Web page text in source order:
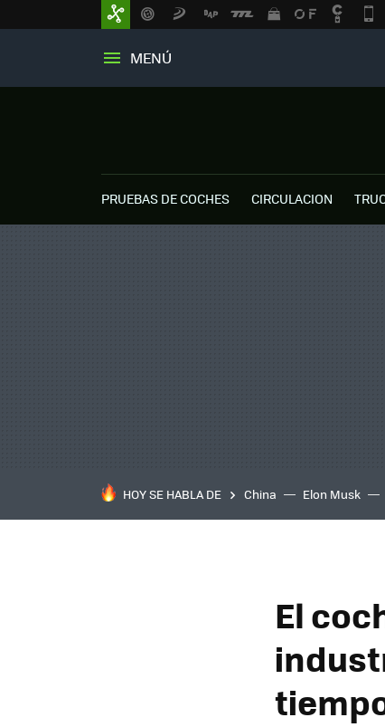
MENÚ
PRUEBAS DE COCHES CIRCULACION
HOY SE HABLA DE China Elon Musk
El